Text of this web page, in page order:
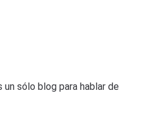
sólo blog para hablar de